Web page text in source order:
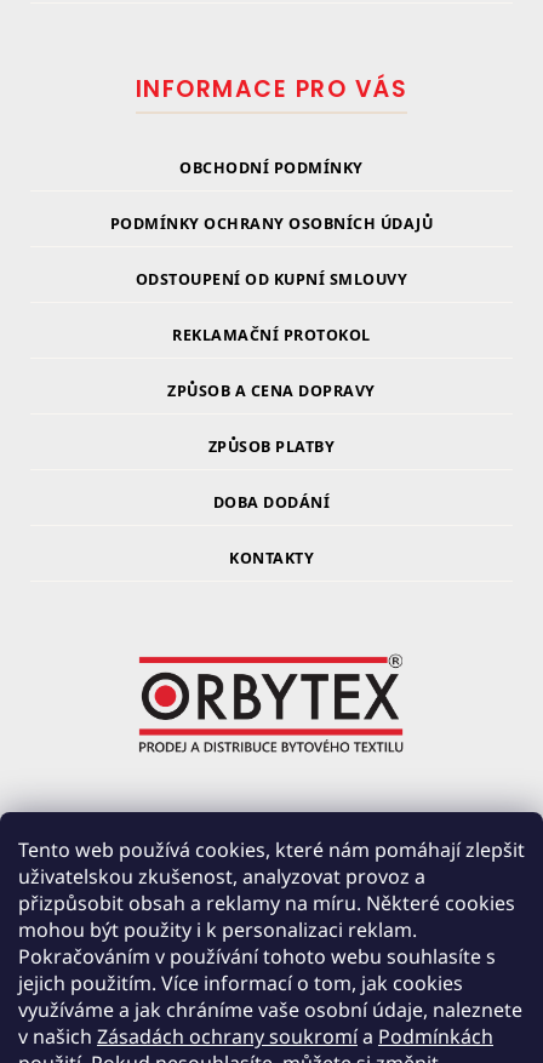
Tento web používá cookies, které nám pomáhají zlepšit
uživatelskou zkušenost, analyzovat provoz a
přizpůsobit obsah a reklamy na míru. Některé cookies
mohou být použity i k personalizaci reklam.
Pokračováním v používání tohoto webu souhlasíte s
jejich použitím. Více informací o tom, jak cookies
využíváme a jak chráníme vaše osobní údaje, naleznete
v našich Zásadách ochrany soukromía Podmínkách
INFORMACE PRO VÁS
OBCHODNÍ PODMÍNKY
PODMÍNKY OCHRANY OSOBNÍCH ÚDAJŮ
ODSTOUPENÍ OD KUPNÍ SMLOUVY
REKLAMAČNÍ PROTOKOL
ZPŮSOB A CENA DOPRAVY
ZPŮSOB PLATBY
DOBA DODÁNÍ
KONTAKTY
PRŮMYSLOVÁ 220, ČERVENÉ ZÁHOŘÍ
391 37 CHOTOVINY
IČ: 28138252
DIČ: CZ28138252
Společnost zapsána v obchodním rejstříku vedeném u Krajského soudu v Českých
Budějovicích, oddíl C, vložka 19654.